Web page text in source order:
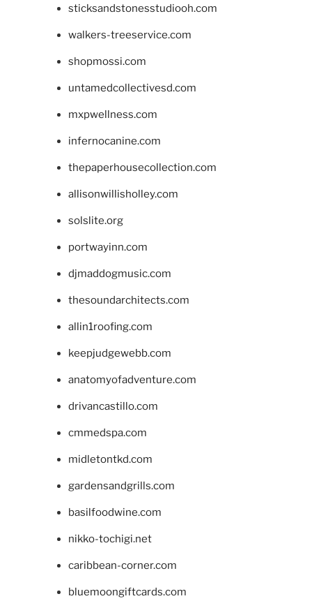
sticksandstonesstudiooh.com
walkers-treeservice.com
shopmossi.com
untamedcollectivesd.com
mxpwellness.com
infernocanine.com
thepaperhousecollection.com
allisonwillisholley.com
solslite.org
portwayinn.com
djmaddogmusic.com
thesoundarchitects.com
allin1roofing.com
keepjudgewebb.com
anatomyofadventure.com
drivancastillo.com
cmmedspa.com
midletontkd.com
gardensandgrills.com
basilfoodwine.com
nikko-tochigi.net
caribbean-corner.com
bluemoongiftcards.com